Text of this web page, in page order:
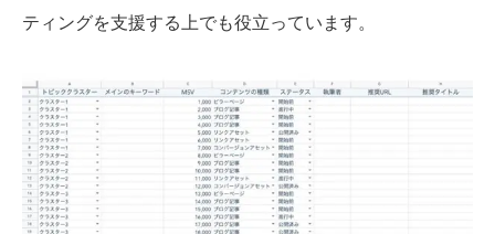
ティングを支援する上でも役立っています。